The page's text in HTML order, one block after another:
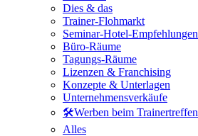
Dies & das
Trainer-Flohmarkt
Seminar-Hotel-Empfehlungen
Büro-Räume
Tagungs-Räume
Lizenzen & Franchising
Konzepte & Unterlagen
Unternehmensverkäufe
🛠️Werben beim Trainertreffen
Alles